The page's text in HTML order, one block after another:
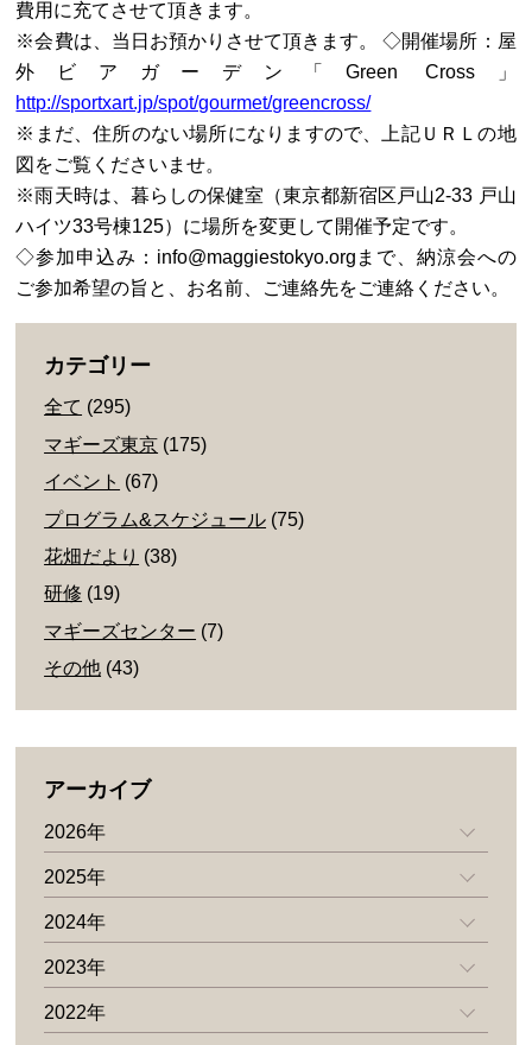
費用に充てさせて頂きます。
※会費は、当日お預かりさせて頂きます。 ◇開催場所：屋
外ビアガーデン「Green Cross」
http://sportxart.jp/spot/gourmet/greencross/
※まだ、住所のない場所になりますので、上記ＵＲＬの地
図をご覧くださいませ。
※雨天時は、暮らしの保健室（東京都新宿区戸山2-33 戸山
ハイツ33号棟125）に場所を変更して開催予定です。
◇参加申込み：info@maggiestokyo.orgまで、納涼会への
ご参加希望の旨と、お名前、ご連絡先をご連絡ください。
カテゴリー
全て (295)
マギーズ東京 (175)
イベント (67)
プログラム&スケジュール (75)
花畑だより (38)
研修 (19)
マギーズセンター (7)
その他 (43)
アーカイブ
2026年
2025年
2024年
2023年
2022年